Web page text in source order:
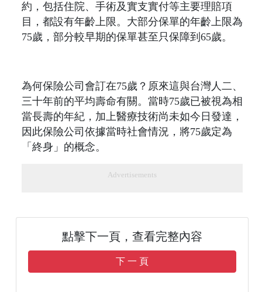
約，包括住院、手術及實支實付等主要理賠項
目，都設有年齡上限。大部分保單的年齡上限為
75歲，部分較早期的保單甚至只保障到65歲。
為何保險公司會訂在75歲？原來這與台灣人二、
三十年前的平均壽命有關。當時75歲已被視為相
當長壽的年紀，加上醫療技術尚未如今日發達，
因此保險公司依據當時社會情況，將75歲定為
「終身」的概念。
Advertisements
點擊下一頁，查看完整內容
下 一 頁